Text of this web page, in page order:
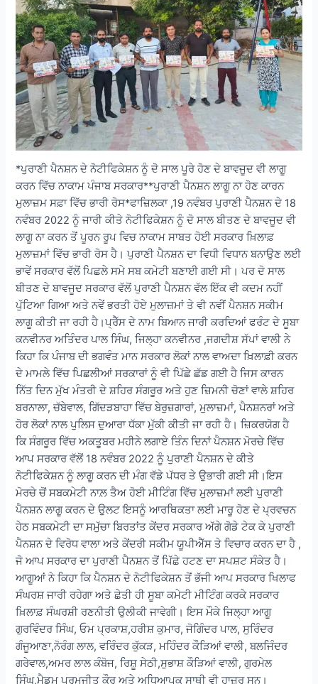
*ਪੁਰਾਣੀ ਪੈਨਸ਼ਨ ਦੇ ਨੋਟੀਫਿਕੇਸ਼ਨ ਨੂੰ ਦੋ ਸਾਲ ਪੂਰੇ ਹੋਣ ਦੇ ਬਾਵਜੂਦ ਵੀ ਲਾਗੂ
ਕਰਨ ਵਿੱਚ ਨਾਕਾਮ ਪੰਜਾਬ ਸਰਕਾਰ**ਪੁਰਾਣੀ ਪੈਨਸ਼ਨ ਲਾਗੂ ਨਾ ਹੋਣ ਕਾਰਨ
ਮੁਲਾਜ਼ਮ ਸਫ਼ਾ ਵਿੱਚ ਭਾਰੀ ਰੋਸ*ਫਾਜ਼ਿਲਕਾ ,19 ਨਵੰਬਰ ਪੁਰਾਣੀ ਪੈਨਸ਼ਨ ਦੇ 18
ਨਵੰਬਰ 2022 ਨੂੰ ਜਾਰੀ ਕੀਤੇ ਨੋਟੀਫਿਕੇਸ਼ਨ ਨੂੰ ਦੋ ਸਾਲ ਬੀਤਣ ਦੇ ਬਾਵਜੂਦ ਵੀ
ਲਾਗੂ ਨਾ ਕਰਨ ਤੋਂ ਪੂਰਨ ਰੂਪ ਵਿਚ ਨਾਕਾਮ ਸਾਬਤ ਹੋਈ ਸਰਕਾਰ ਖ਼ਿਲਾਫ਼
ਮੁਲਾਜ਼ਮਾਂ ਵਿੱਚ ਭਾਰੀ ਰੋਸ ਹੈ। ਪੁਰਾਣੀ ਪੈਨਸ਼ਨ ਦਾ ਵਿਧੀ ਵਿਧਾਨ ਬਨਾਉਣ ਲਈ
ਭਾਵੇਂ ਸਰਕਾਰ ਵੱਲੋਂ ਪਿਛਲੇ ਸਮੇ ਸਬ ਕਮੇਟੀ ਬਣਾਈ ਗਈ ਸੀ। ਪਰ ਦੋ ਸਾਲ
ਬੀਤਣ ਦੇ ਬਾਵਜੂਦ ਸਰਕਾਰ ਵੱਲੋਂ ਪੁਰਾਣੀ ਪੈਨਸ਼ਨ ਵੱਲ ਇੱਕ ਵੀ ਕਦਮ ਨਹੀਂ
ਪੁੱਟਿਆ ਗਿਆ ਅਤੇ ਨਵੇਂ ਭਰਤੀ ਹੋਏ ਮੁਲਾਜ਼ਮਾਂ ਤੇ ਵੀ ਨਵੀਂ ਪੈਨਸ਼ਨ ਸਕੀਮ
ਲਾਗੂ ਕੀਤੀ ਜਾ ਰਹੀ ਹੈ।ਪ੍ਰੈੱਸ ਦੇ ਨਾਮ ਬਿਆਨ ਜਾਰੀ ਕਰਦਿਆਂ ਫਰੰਟ ਦੇ ਸੂਬਾ
ਕਨਵੀਨਰ ਅਤਿੰਦਰ ਪਾਲ ਸਿੰਘ, ਜਿਲ੍ਹਾ ਕਨਵੀਨਰ ,ਜਗਦੀਸ਼ ਸੱਪਾਂ ਵਾਲੀ ਨੇ
ਕਿਹਾ ਕਿ ਪੰਜਾਬ ਦੀ ਭਗਵੰਤ ਮਾਨ ਸਰਕਾਰ ਲੋਕਾਂ ਨਾਲ ਵਾਅਦਾ ਖ਼ਿਲਾਫ਼ੀ ਕਰਨ
ਦੇ ਮਾਮਲੇ ਵਿੱਚ ਪਿਛਲੀਆਂ ਸਰਕਾਰਾਂ ਨੂੰ ਵੀ ਪਿੱਛੇ ਛੱਡ ਗਈ ਹੈ ਜਿਸ ਕਾਰਨ
ਨਿੱਤ ਦਿਨ ਮੁੱਖ ਮੰਤਰੀ ਦੇ ਸ਼ਹਿਰ ਸੰਗਰੂਰ ਅਤੇ ਹੁਣ ਜ਼ਿਮਨੀ ਚੋਣਾਂ ਵਾਲੇ ਸ਼ਹਿਰ
ਬਰਨਾਲਾ, ਚੱਬੇਵਾਲ, ਗਿੱਦੜਬਾਹਾ ਵਿੱਚ ਬੇਰੁਜ਼ਗਾਰਾਂ, ਮੁਲਾਜ਼ਮਾਂ, ਪੈਨਸ਼ਨਰਾਂ ਅਤੇ
ਹੋਰ ਲੋਕਾਂ ਨਾਲ ਪੁਲਿਸ ਦੁਆਰਾ ਧੱਕਾ ਮੁੱਕੀ ਕੀਤੀ ਜਾ ਰਹੀ ਹੈ। ਜ਼ਿਕਰਯੋਗ ਹੈ
ਕਿ ਸੰਗਰੂਰ ਵਿੱਚ ਅਕਤੂਬਰ ਮਹੀਨੇ ਲਗਾਏ ਤਿੰਨ ਦਿਨਾਂ ਪੈਨਸ਼ਨ ਮੋਰਚੇ ਵਿੱਚ
ਆਪ ਸਰਕਾਰ ਵੱਲੋਂ 18 ਨਵੰਬਰ 2022 ਨੂੰ ਪੁਰਾਣੀ ਪੈਨਸ਼ਨ ਦੇ ਕੀਤੇ
ਨੋਟੀਫਿਕੇਸ਼ਨ ਨੂੰ ਲਾਗੂ ਕਰਨ ਦੀ ਮੰਗ ਵੱਡੇ ਪੱਧਰ ਤੇ ਉਭਾਰੀ ਗਈ ਸੀ।ਇਸ
ਮੋਰਚੇ ਚੋਂ ਸਬਕਮੇਟੀ ਨਾਲ਼ ਤੈਅ ਹੋਈ ਮੀਟਿੰਗ ਵਿੱਚ ਮੁਲਾਜ਼ਮਾਂ ਲਈ ਪੁਰਾਣੀ
ਪੈਨਸ਼ਨ ਲਾਗੂ ਕਰਨ ਦੇ ਉਲਟ ਇਸਨੂੰ ਆਰਥਿਕਤਾ ਲਈ ਮਾਰੂ ਹੋਣ ਦੇ ਪ੍ਰਵਚਨ
ਹੇਠ ਸਬਕਮੇਟੀ ਦਾ ਸਮੁੱਚਾ ਬਿਰਤਾਂਤ ਕੇਂਦਰ ਸਰਕਾਰ ਅੱਗੇ ਗੋਡੇ ਟੇਕ ਕੇ ਪੁਰਾਣੀ
ਪੈਨਸ਼ਨ ਦੇ ਵਿਰੋਧ ਵਾਲਾ ਅਤੇ ਕੇਂਦਰੀ ਸਕੀਮ ਯੂਪੀਐੱਸ ਤੇ ਵਿਚਾਰ ਕਰਨ ਦਾ ਹੈ ,
ਜੋ ਆਪ ਸਰਕਾਰ ਦਾ ਪੁਰਾਣੀ ਪੈਨਸ਼ਨ ਤੋਂ ਪਿੱਛੇ ਹਟਣ ਦਾ ਸਪਸ਼ਟ ਸੰਕੇਤ ਹੈ।
ਆਗੂਆਂ ਨੇ ਕਿਹਾ ਕਿ ਪੈਨਸ਼ਨ ਦੇ ਨੋਟੀਫਿਕੇਸ਼ਨ ਤੋਂ ਭੱਜੀ ਆਪ ਸਰਕਾਰ ਖਿਲਾਫ
ਸੰਘਰਸ਼ ਜਾਰੀ ਰਹੇਗਾ ਅਤੇ ਛੇਤੀ ਹੀ ਸੂਬਾ ਕਮੇਟੀ ਮੀਟਿੰਗ ਕਰਕੇ ਸਰਕਾਰ
ਖ਼ਿਲਾਫ਼ ਸੰਘਰਸ਼ੀ ਰਣਨੀਤੀ ਉਲੀਕੀ ਜਾਵੇਗੀ। ਇਸ ਮੌਕੇ ਜਿਲ੍ਹਾ ਆਗੂ
ਗੁਰਵਿੰਦਰ ਸਿੰਘ, ਓਮ ਪ੍ਰਕਾਸ਼,ਹਰੀਸ਼ ਕੁਮਾਰ, ਜੋਗਿੰਦਰ ਪਾਲ, ਸੁਰਿੰਦਰ
ਗੰਜੂਆਣਾ,ਨੋਰੰਗ ਲਾਲ, ਵਰਿੰਦਰ ਕੁੱਕੜ, ਮਹਿੰਦਰ ਕੌੜਿਆਂ ਵਾਲੀ, ਬਲਜਿੰਦਰ
ਗਰੇਵਾਲ,ਅਮਰ ਲਾਲ ਕੰਬੋਜ, ਰਿਸ਼ੂ ਸੇਠੀ,ਸੁਭਾਸ਼ ਕੌੜਿਆਂ ਵਾਲੀ, ਗੁਰਮੇਲ
ਸਿੰਘ,ਮੈਡਮ ਪਰਮਜੀਤ ਕੌਰ ਅਤੇ ਅਧਿਆਪਕ ਸਾਥੀ ਵੀ ਹਾਜ਼ਰ ਸਨ।